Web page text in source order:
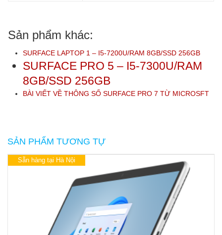
Sản phẩm khác:
SURFACE LAPTOP 1 – I5-7200U/RAM 8GB/SSD 256GB
SURFACE PRO 5 – I5-7300U/RAM
8GB/SSD 256GB
BÀI VIẾT VỀ THÔNG SỐ SURFACE PRO 7 TỪ MICROSFT
SẢN PHẨM TƯƠNG TỰ
Sẵn hàng tại Hà Nội